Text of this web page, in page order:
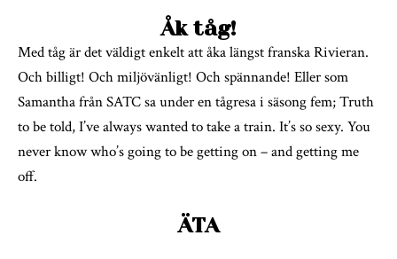
Åk tåg!
Med tåg är det väldigt enkelt att åka längst franska Rivieran.
Och billigt! Och miljövänligt! Och spännande! Eller som
Samantha från SATC sa under en tågresa i säsong fem; Truth
to be told, I’ve always wanted to take a train. It’s so sexy. You
never know who’s going to be getting on – and getting me
off.
ÄTA